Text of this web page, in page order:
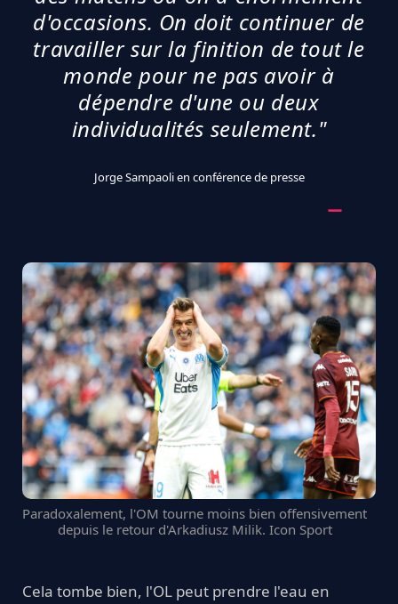
d'occasions. On doit continuer de
travailler sur la finition de tout le
monde pour ne pas avoir à
dépendre d'une ou deux
individualités seulement."
Jorge Sampaoli en conférence de presse
Paradoxalement, l'OM tourne moins bien offensivement
depuis le retour d'Arkadiusz Milik. Icon Sport
Cela tombe bien, l'OL peut prendre l'eau en